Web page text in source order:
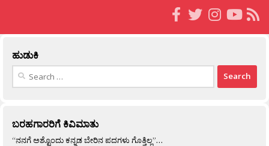
ಹುಡುಕಿ
Search
ಬರಹಗಾರರಿಗೆ ಕಿವಿಮಾತು
“ನನಗೆ ಅಶ್ಟೊಂದು ಕನ್ನಡ ಬೇರಿನ ಪದಗಳು ಗೊತ್ತಿಲ್ಲ”…